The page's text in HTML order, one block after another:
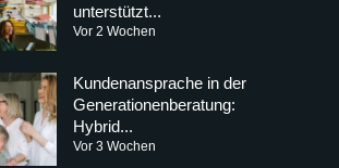
unterstützt...
Vor 2 Wochen
Kundenansprache in der
Generationenberatung:
Hybrid...
Vor 3 Wochen